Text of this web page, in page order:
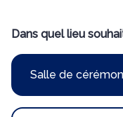
Dans quel lieu
Salle de